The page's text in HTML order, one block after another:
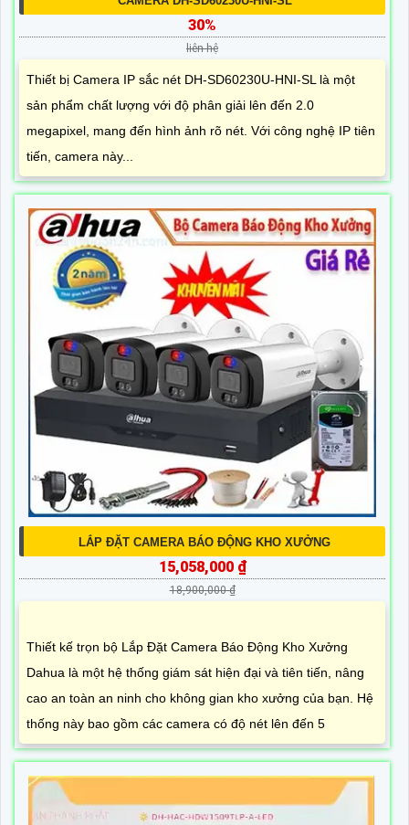
30%
liên hệ
Thiết bị Camera IP sắc nét DH-SD60230U-HNI-SL là một
sản phẩm chất lượng với độ phân giải lên đến 2.0
megapixel, mang đến hình ảnh rõ nét. Với công nghệ IP tiên
tiến, camera này...
LẮP ĐẶT CAMERA BÁO ĐỘNG KHO XƯỞNG
15,058,000 ₫
18,900,000 ₫
Thiết kế trọn bộ Lắp Đặt Camera Báo Động Kho Xưởng
Dahua là một hệ thống giám sát hiện đại và tiên tiến, nâng
cao an toàn an ninh cho không gian kho xưởng của bạn. Hệ
thống này bao gồm các camera có độ nét lên đến 5